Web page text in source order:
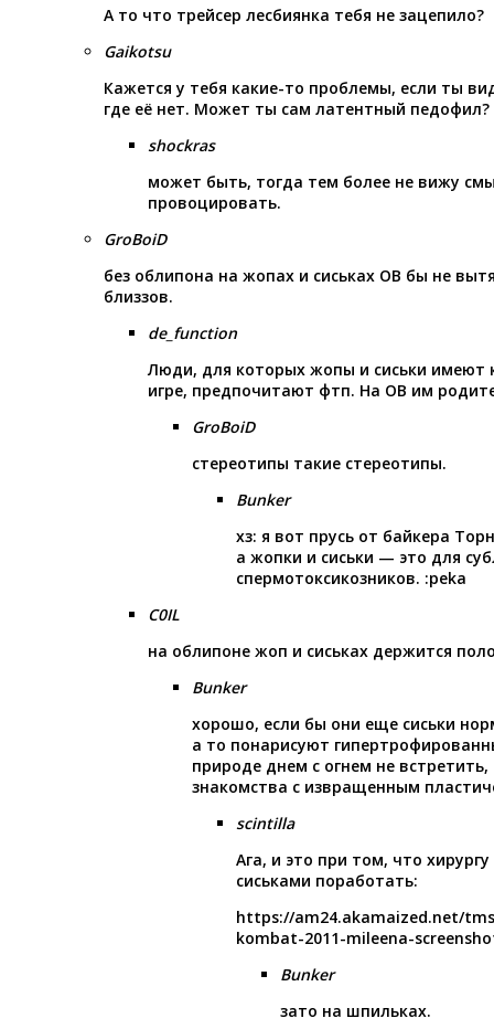
А то что трейсер лесбиянка тебя не зацепило?
Gaikotsu
Кажется у тебя какие-то проблемы, если ты
где её нет. Может ты сам латентный педофил?
shockras
может быть, тогда тем более не вижу
провоцировать.
GroBoiD
без облипона на жопах и сиськах ОВ бы не
близзов.
de_function
Люди, для которых жопы и сиськи имеют
игре, предпочитают фтп. На ОВ им
GroBoiD
стереотипы такие стереотипы.
Bunker
хз: я вот прусь от байкера
а жопки и сиськи — это для
спермотоксикозников. :peka
C0IL
на облипоне жоп и сиськах держится
Bunker
хорошо, если бы они еще сиськи
а то понарисуют
природе днем с огнем не встретить,
знакомства с извращенным
scintilla
Ага, и это при том, что
сиськами поработать:
https://am24.akamaized.net/
kombat-2011-mileena-
Bunker
зато на шпильках.